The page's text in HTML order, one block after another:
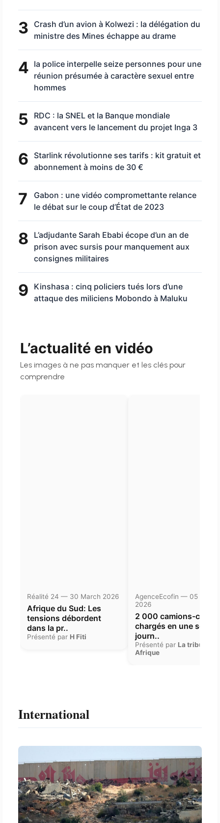
3
Crash d’un avion à Kolwezi : la délégation du
ministre des Mines échappe au drame
4 la police interpelle seize personnes pour une
réunion présumée à caractère sexuel entre
hommes
5
RDC : la SNEL et la Banque mondiale
avancent vers le lancement du projet Inga 3
6
Starlink révolutionne ses tarifs : kit gratuit et
abonnement à moins de 30 €
7
Gabon : une vidéo compromettante relance
le débat sur le coup d’État de 2023
8
L’adjudante Sarah Ebabi écope d’un an de
prison avec sursis pour manquement aux
consignes militaires
9
Kinshasa : cinq policiers tués lors d’une
attaque des miliciens Mobondo à Maluku
L’actualité en vidéo
Les images à ne pas manquer et les clés pour
comprendre
Réalité 24 — 30 March 2026
Afrique du Sud: Les
tensions débordent
dans la pr..
Présenté par H Fiti
AgenceEcofin — 05
2026
2 000 camions-
chargés en une seule
journ..
Présenté par La tribune
Afrique
International